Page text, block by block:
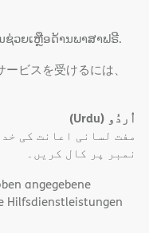
ຊ່ວຍເຫຼືອດ້ານພາສາຟຣີ.
ビスを受けるには、
اُردُو (Urdu)
مفت لسانی اعانت کی
نمبر پر کال کریں۔
angegebene
Hilfsdienstleistungen